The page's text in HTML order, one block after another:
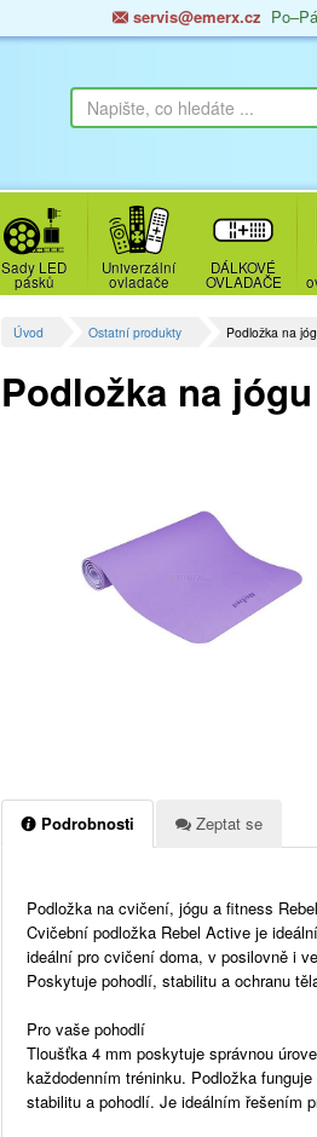
servis@emerx.cz
Sady LED
pásků
Univerzální
ovladače
DÁLKOVÉ
OVLADAČE
Úvod Ostatní produkty Podložka na
Podložka na
Podrobnosti Zeptat se
Podložka na cvičení, jógu a fitness
Cvičební podložka Rebel Active je
ideální pro cvičení doma, v posilovně i
Poskytuje pohodlí, stabilitu a ochranu
Pro vaše pohodlí
Tloušťka 4 mm poskytuje správnou
každodenním tréninku. Podložka
stabilitu a pohodlí. Je ideálním řešením